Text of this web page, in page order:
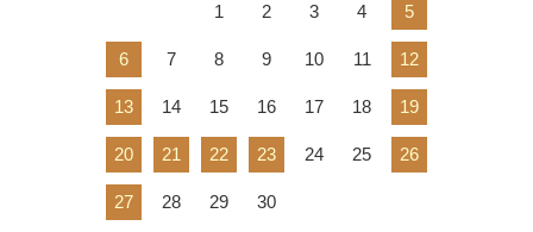
1
2 3 4 5
6 7 8 9 10 11 12
13 14 15 16 17 18 19
20 21 22 23 24 25 26
27 28 29 30